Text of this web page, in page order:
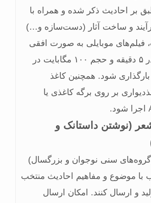
بر احادیث ذکر شده و همراه با
و ساخت آثار (دست‌سازه و…)
فیلم‌های موبایلی به صورت افقی
ضبط و حداکثر در ۵ دقیقه و حجم ۱۰۰ مگابایت در
شود. همچنین کاغذ
بر روی برگه کاغذی یا
(نوشتن داستانک و
سنی نوجوان و بزرگسال)
با موضوع و مفاهیم احادیث منتخب
و ارسال کنند. امکان ارسال